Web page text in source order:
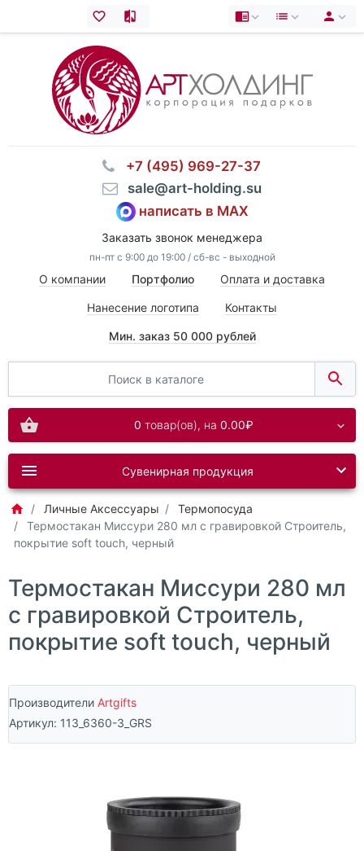
⠀+7 (495) 969-27-37
⠀sale@art-holding.su
написать в MAX
Заказать звонок менеджера
пн-пт с 9:00 до 19:00 / сб-вс - выходной
О компании Портфолио Оплата и доставка
Нанесение логотипа Контакты
Мин. заказ 50 000 рублей
0 товар(ов), на 0.00₽
Сувенирная продукция
Личные Аксессуары
Термопосуда
Термостакан Миссури 280 мл c гравировкой Строитель,
покрытие soft touch, черный
Термостакан Миссури 280 мл
c гравировкой Строитель,
покрытие soft touch, черный
Производители Artgifts
Артикул: 113_6360-3_GRS